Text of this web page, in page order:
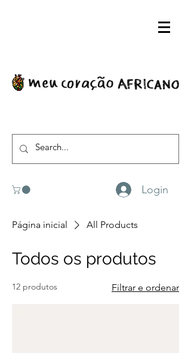
Login
Página inicial All Products
Todos os produtos
12 produtos Filtrar e ordenar